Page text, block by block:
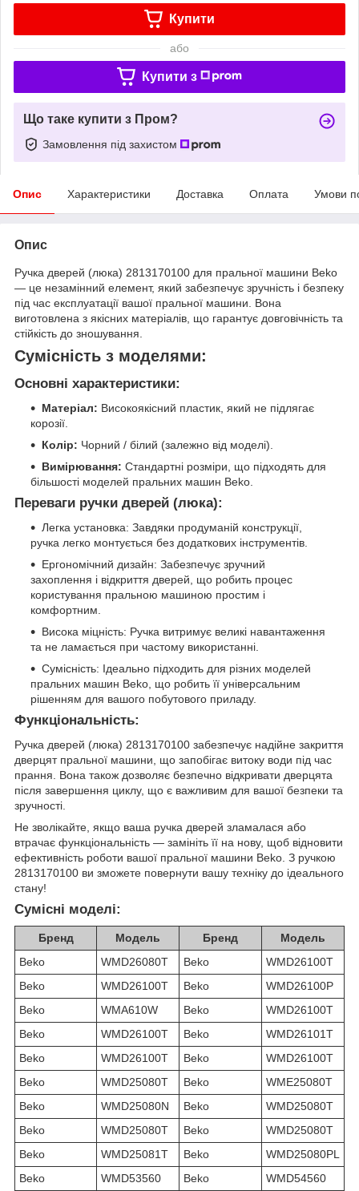
Купити
або
Купити з
Що таке купити з Пром?
Замовлення під захистом
Опис Характеристики Доставка Оплата Умови
Опис
Ручка дверей (люка) 2813170100 для пральної машини Beko
— це незамінний елемент, який забезпечує зручність і безпеку
під час експлуатації вашої пральної машини. Вона
виготовлена з якісних матеріалів, що гарантує довговічність та
стійкість до зношування.
Сумісність з моделями:
Основні характеристики:
Матеріал: Високоякісний пластик, який не підлягає
корозії.
Колір: Чорний / білий (залежно від моделі).
Вимірювання: Стандартні розміри, що підходять для
більшості моделей пральних машин Beko.
Переваги ручки дверей (люка):
Легка установка: Завдяки продуманій конструкції,
ручка легко монтується без додаткових інструментів.
Ергономічний дизайн: Забезпечує зручний
захоплення і відкриття дверей, що робить процес
користування пральною машиною простим і
комфортним.
Висока міцність: Ручка витримує великі навантаження
та не ламається при частому використанні.
Сумісність: Ідеально підходить для різних моделей
пральних машин Beko, що робить її універсальним
рішенням для вашого побутового приладу.
Функціональність:
Ручка дверей (люка) 2813170100 забезпечує надійне закриття
дверцят пральної машини, що запобігає витоку води під час
прання. Вона також дозволяє безпечно відкривати дверцята
після завершення циклу, що є важливим для вашої безпеки та
зручності.
Не зволікайте, якщо ваша ручка дверей зламалася або
втрачає функціональність — замініть її на нову, щоб відновити
ефективність роботи вашої пральної машини Beko. З ручкою
2813170100 ви зможете повернути вашу техніку до ідеального
стану!
Сумісні моделі:
Бренд Модель Бренд
Модель
Beko
WMD26080T Beko
WMD26100T
Beko
WMD26100T Beko
WMD26100P
Beko
WMA610W Beko
WMD26100T
Beko
WMD26100T Beko
WMD26101T
Beko
WMD26100T Beko
WMD26100T
Beko
WMD25080T Beko
WME25080T
Beko
WMD25080N Beko
WMD25080T
Beko
WMD25080T Beko
WMD25080T
Beko
WMD25081T Beko
WMD25080PL
Beko
WMD53560 Beko WMD54560